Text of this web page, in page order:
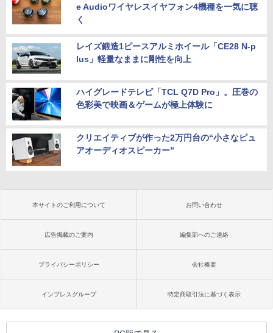
e Audioワイヤレスイヤフォン4機種を一気に聴
く
レイズ鍛造1ピースアルミホイール「CE28 N-p
lus」軽量なままに剛性を向上
ハイグレードテレビ「TCL Q7D Pro」。圧巻の
色彩美で映画＆ゲームが極上体験に
クリエイティブが作った2万円台の“小さなピュ
アオーディオスピーカー”
本サイトのご利用について お問い合わせ
広告掲載のご案内 編集部へのご連絡
プライバシーポリシー 会社概要
インプレスグループ 特定商取引法に基づく表示